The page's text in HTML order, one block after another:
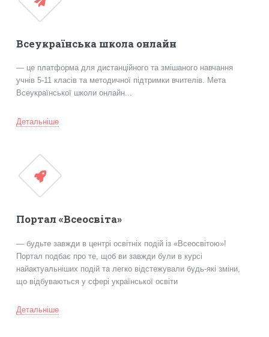
Всеукраїнська школа онлайн
— це платформа для дистанційного та змішаного навчання
учнів 5-11 класів та методичної підтримки вчителів. Мета
Всеукраїнської школи онлайн...
Детальніше
Портал «Всеосвіта»
— будьте завжди в центрі освітніх подій із «Всеосвітою»!
Портал подбає про те, щоб ви завжди були в курсі
найактуальніших подій та легко відстежували будь-які зміни,
що відбуваються у сфері української освіти
Детальніше